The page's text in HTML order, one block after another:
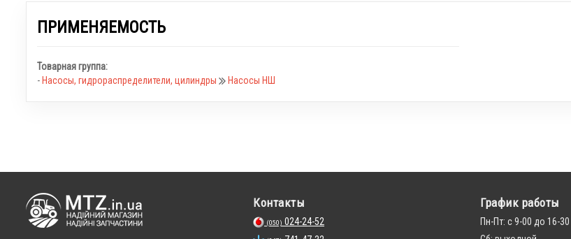
ПРИМЕНЯЕМОСТЬ
Товарная группа:
- Насосы, гидрораспределители, цилиндры Насосы НШ
Контакты
(050) 024-24-52
График работы
Пн-Пт: с 9-00 до 16-30